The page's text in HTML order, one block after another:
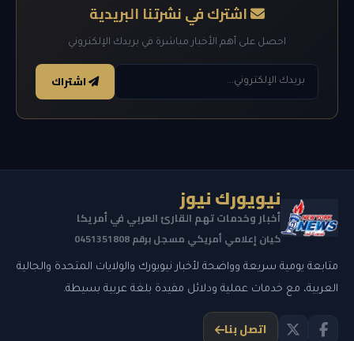
اشترك في نشرتنا البريدية
احصل على أهم الأخبار مباشرة في بريدك الإلكتروني
اشتراك
نيويورك نيوز
أخبار وخدمات تهم القارئ العربي في أمريكا
كيان إعلامي أمريكي مسجل برقم 0451351808
متابعة يومية سريعة وواضحة لأخبار نيويورك والولايات المتحدة والجالية
العربية، مع خدمات عملية ودلائل مفيدة بلغة عربية بسيطة.
اتصل بنا